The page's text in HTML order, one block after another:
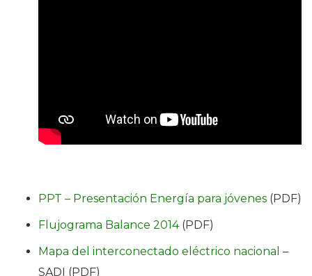
PPT – Presentación Energía para jóvenes (PDF)
Flujograma Balance 2014(PDF)
Mapa del interconectado eléctrico nacional –
SADI (PDF)